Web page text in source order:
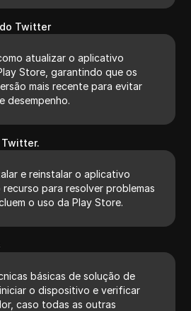
Twitter
atualizar o aplicativo
Store, garantindo que os
mais recente para evitar
desempenho.
e reinstalar o aplicativo
para resolver problemas
o uso da Play Store.
básicas de solução de
o dispositivo e verificar
caso todas as outras